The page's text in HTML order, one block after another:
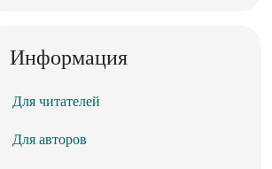
Информация
Для читателей
Для авторов